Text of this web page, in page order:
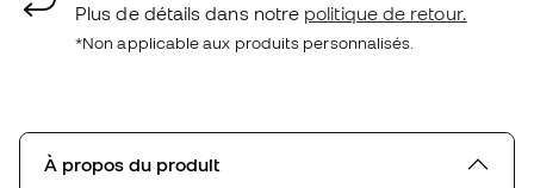
Plus de détails dans notre politique de retour.
*Non applicable aux produits personnalisés.
À propos du produit